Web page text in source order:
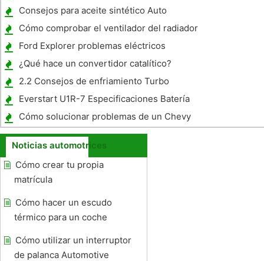
propietario no transfiere el título?
Consejos para aceite sintético Auto
Cómo comprobar el ventilador del radiador
Ford Explorer problemas eléctricos
¿Qué hace un convertidor catalítico?
2.2 Consejos de enfriamiento Turbo
Everstart U1R-7 Especificaciones Batería
Cómo solucionar problemas de un Chevy
HHR Brake Pedal
Noticias automotrices
Cómo crear tu propia
matrícula
Cómo hacer un escudo
térmico para un coche
Cómo utilizar un interruptor
de palanca Automotive